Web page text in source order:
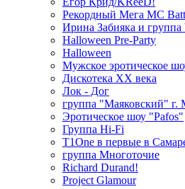
Рекордный Мега МС
Ирина Забияка и
Halloween Pre-Party
Halloween
Мужское эротическое
Дискотека ХХ века
Лок - Дог
группа "Маяковский" г.
Эротическое шоу "Pafos"
Группа Hi-Fi
T1One в первые в
группа Многоточие
Richard Durand!
Project Glamour